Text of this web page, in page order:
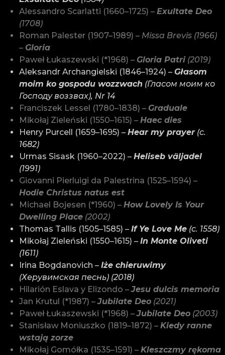
Alessandro Scarlatti (1660–1725) –Exultate Deo
(1708)
Roman Palester (1907–1989) – Missa Brevis (1966)
– Gloria
Paweł Łukaszewski (*1968) – Gloria Patri(2019)
Aleksandr Archangielski (1846–1924) –Głasom
moim ko gospodu wozzwach (Гласом моим ко
Господу воззвах), Nr 14
Franciszek Lessel (1780–1838) – Graduale
Mikołaj Zieleński (1550–1615) –Haec dies
Henry Purcell (1659–1695) –Hear my prayer(c.
1682)
Urmas Sisask (1960–2022) –Heliseb väljadel
(1991)
Giovanni Pierluigi da Palestrina (1525–1594) –
Hodie Christus natus est
Michael Bojesen (*1960) –How Lovely Is Your
Dwelling Place (2002)
Thomas Tallis (1505–1585) –If Ye Love Me (c. 1558)
Mikołaj Zieleński (1550–1615) –In Monte Oliveti
(1611)
Irina Bogdanovich –Iże chieruwimy
(Херувимская песнь) (2018)
Hilarión Eslava y Elizondo –Jesu dulcis memoria
Jan Krutul (*1987) –Jubilate Deo (2021)
Paweł Łukaszewski (*1968) –Jubilate Deo (2003)
Stanisław Moniuszko (1819–1872) –Kiedy ranne
wstają zorze
Mikołaj Gomółka (1535–1591) –Kleszczmy rękoma